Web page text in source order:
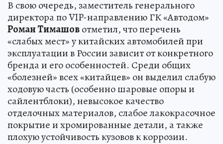
В свою очередь, заместитель генерального
директора по VIP-направлению ГК «Автодом»
Роман Тимашовотметил, что перечень
«слабых мест» у китайских автомобилей при
эксплуатации в России зависит от конкретного
бренда и его особенностей. Среди общих
«болезней» всех «китайцев» он выделил слабую
ходовую часть (особенно шаровые опоры и
сайлентблоки), невысокое качество
отделочных материалов, слабое лакокрасочное
покрытие и хромированные детали, а также
плохую устойчивость кузовов к коррозии.